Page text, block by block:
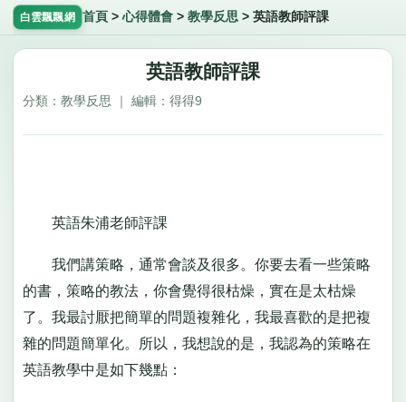
白雲飄飄網 首頁 > 心得體會> 教學反思> 英語教師評課
英語教師評課
分類：教學反思 ｜ 編輯：得得9
英語朱浦老師評課
我們講策略，通常會談及很多。你要去看一些策略
的書，策略的教法，你會覺得很枯燥，實在是太枯燥
了。我最討厭把簡單的問題複雜化，我最喜歡的是把複
雜的問題簡單化。所以，我想說的是，我認為的策略在
英語教學中是如下幾點：